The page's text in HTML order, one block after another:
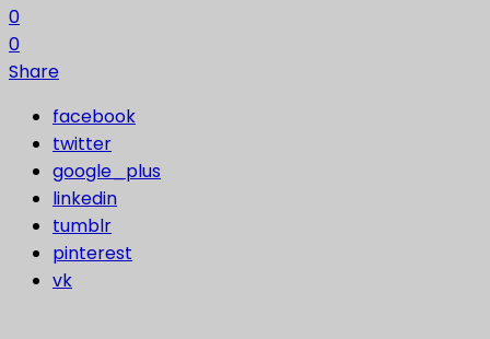
0
0
Share
facebook
twitter
google_plus
linkedin
tumblr
pinterest
vk